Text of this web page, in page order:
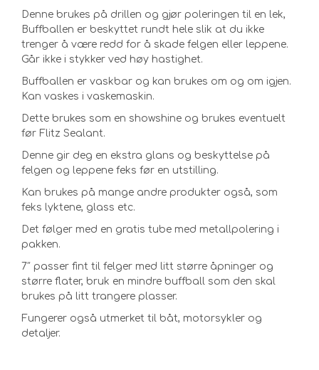
Denne brukes på drillen og gjør poleringen til en lek,
Buffballen er beskyttet rundt hele slik at du ikke
trenger å være redd for å skade felgen eller leppene.
Går ikke i stykker ved høy hastighet.
Buffballen er vaskbar og kan brukes om og om igjen.
Kan vaskes i vaskemaskin.
Dette brukes som en showshine og brukes eventuelt
før Flitz Sealant.
Denne gir deg en ekstra glans og beskyttelse på
felgen og leppene feks før en utstilling.
Kan brukes på mange andre produkter også, som
feks lyktene, glass etc.
Det følger med en gratis tube med metallpolering i
pakken.
7″ passer fint til felger med litt større åpninger og
større flater, bruk en mindre buffball som den skal
brukes på litt trangere plasser.
Fungerer også utmerket til båt, motorsykler og
detaljer.